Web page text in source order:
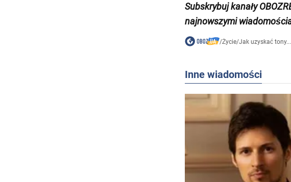
Subskrybuj kanały
najnowszymi
/Życie/Jak uzyskać tony...
Inne wiadomości